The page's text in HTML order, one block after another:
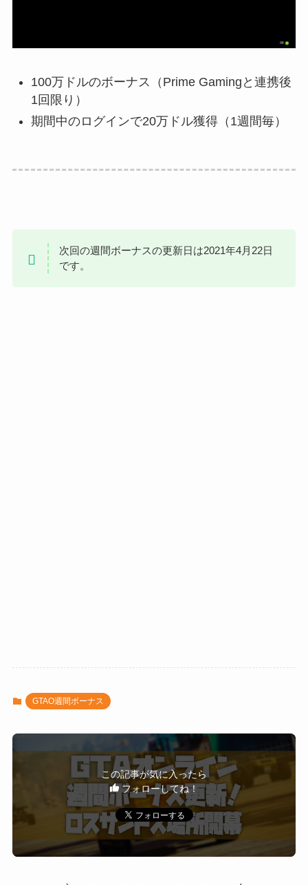
100万ドルのボーナス（Prime Gamingと連携後
1回限り）
期間中のログインで20万ドル獲得（1週間毎）
次回の週間ボーナスの更新日は2021年4月22日
です。
GTAO週間ボーナス
この記事が気に入ったら
フォローしてね！